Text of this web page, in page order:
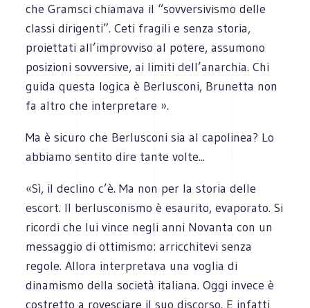
che Gramsci chiamava il “sovversivismo delle
classi dirigenti”. Ceti fragili e senza storia,
proiettati all’improvviso al potere, assumono
posizioni sovversive, ai limiti dell’anarchia. Chi
guida questa logica è Berlusconi, Brunetta non
fa altro che interpretare ».
Ma è sicuro che Berlusconi sia al capolinea? Lo
abbiamo sentito dire tante volte...
«Sì, il declino c’è. Ma non per la storia delle
escort. Il berlusconismo è esaurito, evaporato. Si
ricordi che lui vince negli anni Novanta con un
messaggio di ottimismo: arricchitevi senza
regole. Allora interpretava una voglia di
dinamismo della società italiana. Oggi invece è
costretto a rovesciare il suo discorso. E infatti